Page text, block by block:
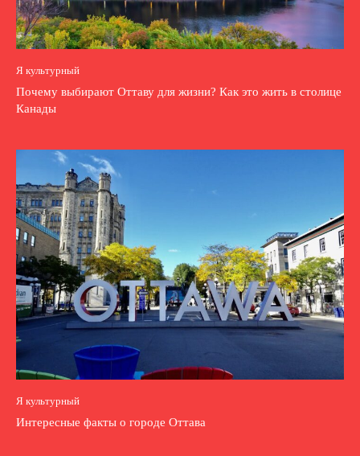
Я культурный
Почему выбирают Оттаву для жизни? Как это жить в столице
Канады
Я культурный
Интересные факты о городе Оттава